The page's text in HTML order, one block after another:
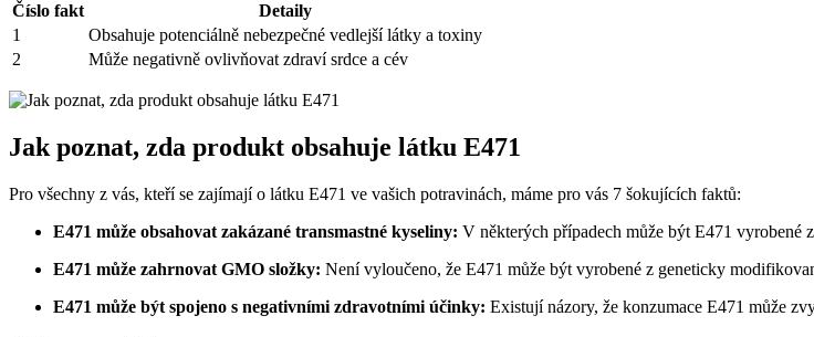
Číslo fakt
Detaily
1
Obsahuje potenciálně nebezpečné vedlejší látky a toxiny
2
Může negativně ovlivňovat zdraví srdce a cév
Jak poznat, zda produkt obsahuje látku E471
Pro všechny z vás, kteří se zajímají o látku E471 ve vašich potravinách, máme pro vás 7 šokujících faktů:
E471 může obsahovat zakázané transmastné kyseliny: V některých případech může být E471 vyrobené
E471 může zahrnovat GMO složky: Není vyloučeno, že E471 může být vyrobené z geneticky
E471 může být spojeno s negativními zdravotními účinky: Existují názory, že konzumace E471 může